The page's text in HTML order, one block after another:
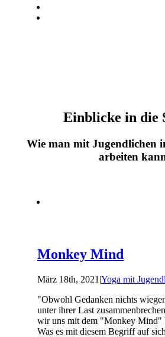
Einblicke in die
Wie man mit Jugendlichen
arbeiten
Monkey Mind
März 18th, 2021 |Yoga mit
"Obwohl Gedanken nichts
unter ihrer Last
wir uns mit dem "Monkey Mind"
Was es mit diesem Begriff auf